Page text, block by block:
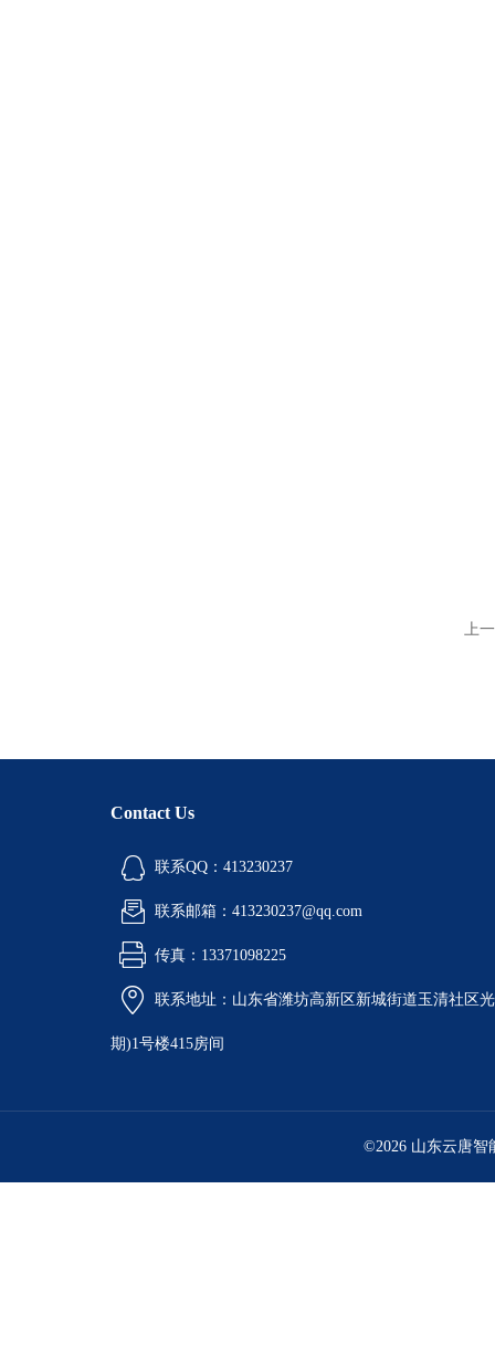
上
Contact Us
联系QQ：413230237
联系邮箱：413230237@qq.com
传真：13371098225
联系地址：山东省潍坊高新区新城街道玉清社区
期)1号楼415房间
©2026 山东云唐